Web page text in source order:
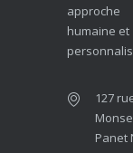
approche
humaine et
127
Panet